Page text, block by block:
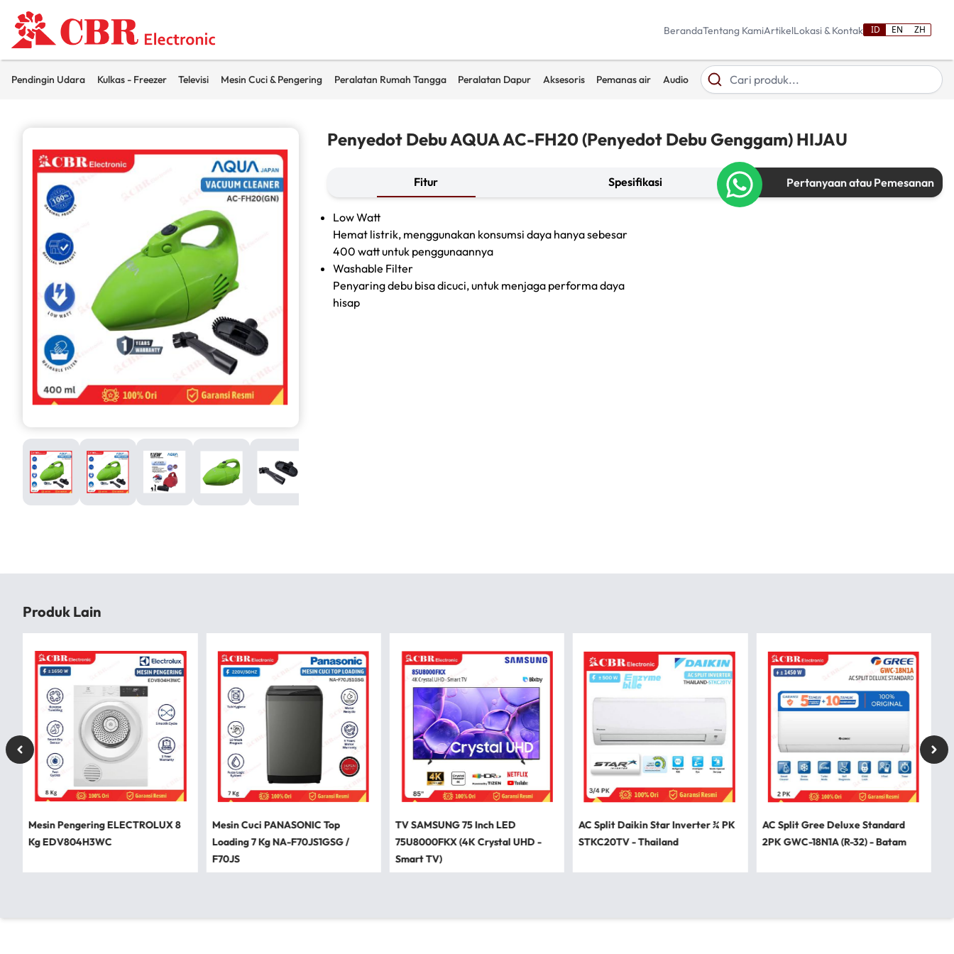
BerandaTentang KamiArtikelLokasi & Kontak ID EN ZH
Pendingin Udara Kulkas - Freezer Televisi Mesin Cuci & Pengering Peralatan Rumah Tangga Peralatan Dapur Aksesoris Pemanas air Audio
Penyedot Debu AQUA AC-FH20 (Penyedot Debu Genggam) HIJAU
Fitur Spesifikasi Pertanyaan atau Pemesanan
Low Watt
Hemat listrik, menggunakan konsumsi daya hanya sebesar
400 watt untuk penggunaannya
Washable Filter
Penyaring debu bisa dicuci, untuk menjaga performa daya
hisap
Produk Lain
TV SAMSUNG 75 Inch LED
75U8000FKX (4K Crystal UHD -
Smart TV)
AC Split Daikin Star Inverter ¾ PK
STKC20TV - Thailand
AC Split Gree Deluxe Standard
2PK GWC-18N1A (R-32) - Batam
Mesin Pengering ELECTROLUX 8
Kg EDV804H3WC
Mesin Cuci PANASONIC Top
Loading 7 Kg NA-F70JS1GSG /
F70JS